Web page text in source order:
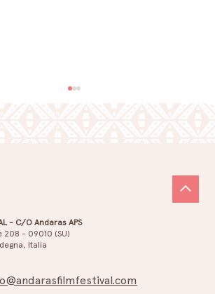
e corpi rivoluzionari: i vincitori
edizione dell’Andaras Traveling
- C/O Andaras APS
208 - 09010 (SU)
Italia